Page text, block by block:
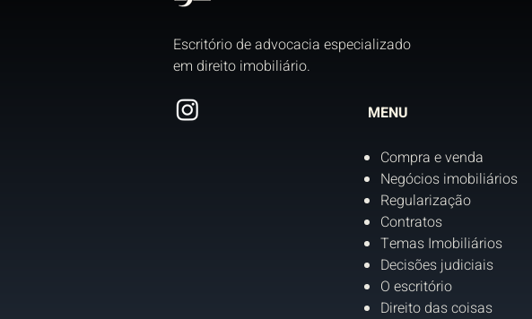
Escritório de advocacia especializado
em direito imobiliário.
MENU
Compra e venda
Negócios imobiliários
Regularização
Contratos
Temas Imobiliários
Decisões judiciais
O escritório
Direito das coisas